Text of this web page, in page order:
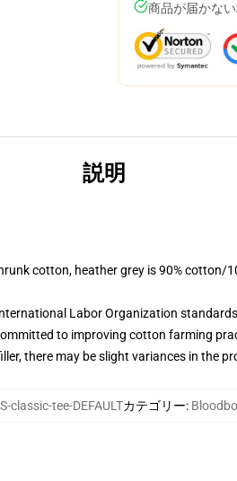
商品が届かな
説明
cotton, heather grey is 90% cotton/
Labor Organization standards
to improving cotton farming
there may be slight variances in the
classic-tee-DEFAULTカテゴリー: